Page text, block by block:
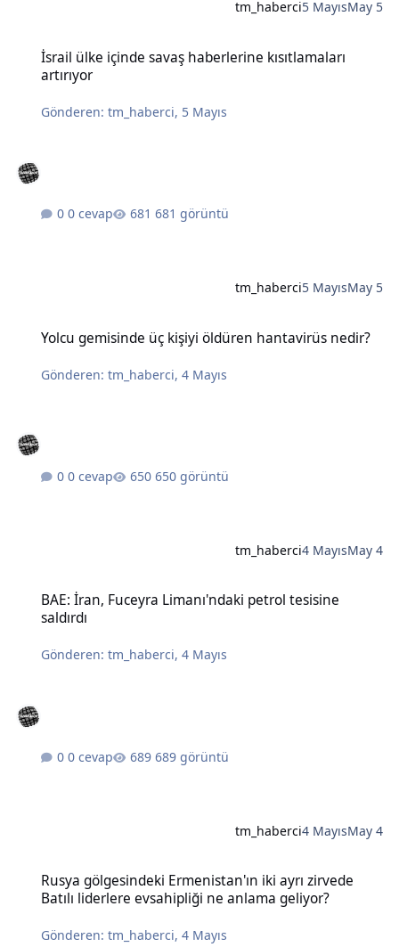
tm_haberci5 MayısMay 5
İsrail ülke içinde savaş haberlerine kısıtlamaları
artırıyor
Gönderen:tm_haberci, 5 Mayıs
0 cevap 681 görüntü
tm_haberci5 MayısMay 5
Yolcu gemisinde üç kişiyi öldüren hantavirüs nedir?
Gönderen:tm_haberci,4 Mayıs
0 cevap 650 görüntü
tm_haberci4 MayısMay 4
BAE: İran, Fuceyra Limanı'ndaki petrol tesisine
saldırdı
Gönderen:tm_haberci,4 Mayıs
0 cevap 689 görüntü
tm_haberci4 MayısMay 4
Rusya gölgesindeki Ermenistan'ın iki ayrı zirvede
Batılı liderlere evsahipliği ne anlama geliyor?
Gönderen:tm_haberci,4 Mayıs